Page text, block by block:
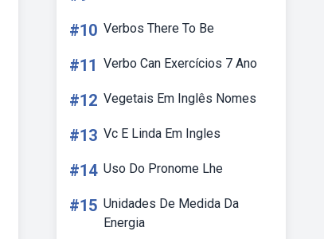
#10 Verbos There To Be
#11 Verbo Can Exercícios 7 Ano
#12 Vegetais Em Inglês Nomes
#13 Vc E Linda Em Ingles
#14 Uso Do Pronome Lhe
#15 Unidades De Medida Da
Energia